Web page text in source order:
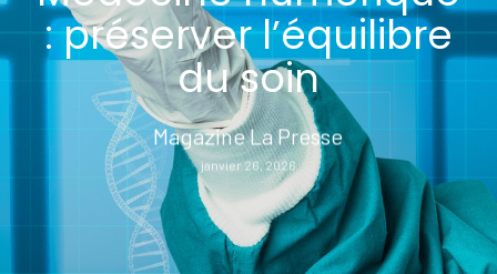
: préserver l’équilibre
du soin
Magazine La Presse
janvier 26, 2026